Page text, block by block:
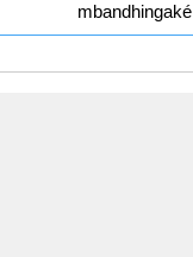
mbandhingaké